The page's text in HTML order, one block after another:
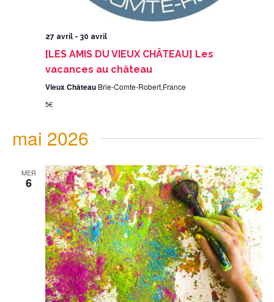
27 avril- 30 avril
[LES AMIS DU VIEUX CHÂTEAU] Les
vacances au château
Vieux Château Brie-Comte-Robert,France
5€
mai 2026
MER
6